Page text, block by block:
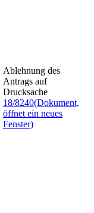
Ablehnung des
Antrags auf
Drucksache
18/8240(Dokument,
öffnet ein neues
Fenster)